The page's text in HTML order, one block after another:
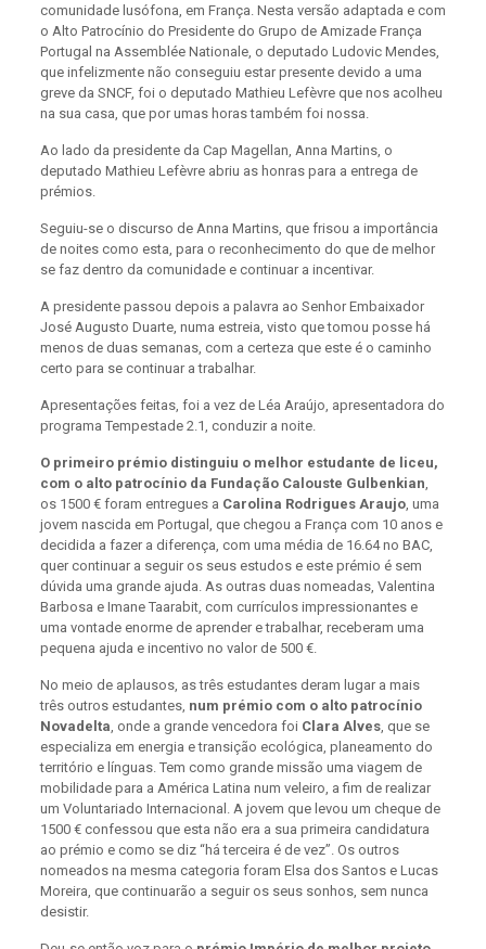
comunidade lusófona, em França. Nesta versão adaptada e com
o Alto Patrocínio do Presidente do Grupo de Amizade França
Portugal na Assemblée Nationale, o deputado Ludovic Mendes,
que infelizmente não conseguiu estar presente devido a uma
greve da SNCF, foi o deputado Mathieu Lefèvre que nos acolheu
na sua casa, que por umas horas também foi nossa.
Ao lado da presidente da Cap Magellan, Anna Martins, o
deputado Mathieu Lefèvre abriu as honras para a entrega de
prémios.
Seguiu-se o discurso de Anna Martins, que frisou a importância
de noites como esta, para o reconhecimento do que de melhor
se faz dentro da comunidade e continuar a incentivar.
A presidente passou depois a palavra ao Senhor Embaixador
José Augusto Duarte, numa estreia, visto que tomou posse há
menos de duas semanas, com a certeza que este é o caminho
certo para se continuar a trabalhar.
Apresentações feitas, foi a vez de Léa Araújo, apresentadora do
programa Tempestade 2.1, conduzir a noite.
O primeiro prémio distinguiu o melhor estudante de liceu,
com o alto patrocínio da Fundação Calouste Gulbenkian
os 1500 € foram entregues a Carolina Rodrigues Araujo, uma
jovem nascida em Portugal, que chegou a França com 10 anos e
decidida a fazer a diferença, com uma média de 16.64 no BAC,
quer continuar a seguir os seus estudos e este prémio é sem
dúvida uma grande ajuda. As outras duas nomeadas, Valentina
Barbosa e Imane Taarabit, com currículos impressionantes e
uma vontade enorme de aprender e trabalhar, receberam uma
pequena ajuda e incentivo no valor de 500 €.
No meio de aplausos, as três estudantes deram lugar a mais
três outros estudantes, num prémio com o alto patrocínio
Novadelta , onde a grande vencedora foi Clara Alves, que se
especializa em energia e transição ecológica, planeamento do
território e línguas. Tem como grande missão uma viagem de
mobilidade para a América Latina num veleiro, a fim de realizar
um Voluntariado Internacional. A jovem que levou um cheque de
1500 € confessou que esta não era a sua primeira candidatura
ao prémio e como se diz “há terceira é de vez”. Os outros
nomeados na mesma categoria foram Elsa dos Santos e Lucas
Moreira, que continuarão a seguir os seus sonhos, sem nunca
desistir.